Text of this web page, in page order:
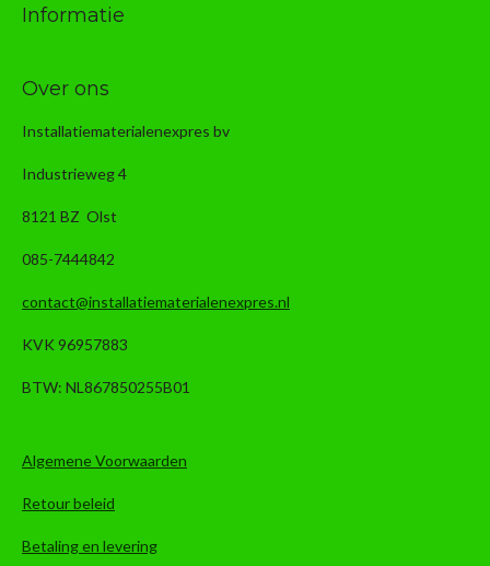
Informatie
Over ons
Installatiematerialenexpres bv
Industrieweg 4
8121 BZ Olst
085-7444842
contact@installatiematerialenexpres.nl
KVK 96957883
BTW: NL867850255B01
Algemene Voorwaarden
Retour beleid
Betaling en levering